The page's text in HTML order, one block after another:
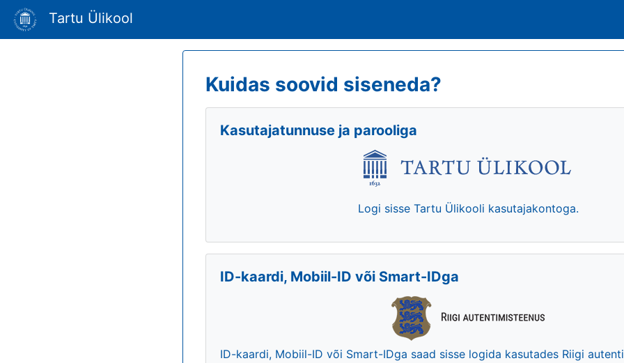
Tartu Ülikool
Kuidas soovid siseneda?
Kasutajatunnuse ja parooliga
Logi sisse Tartu Ülikooli kasutajakontoga.
ID-kaardi, Mobiil-ID või Smart-IDga
ID-kaardi, Mobiil-ID või Smart-IDga saad sisse logida kasutades Riigi